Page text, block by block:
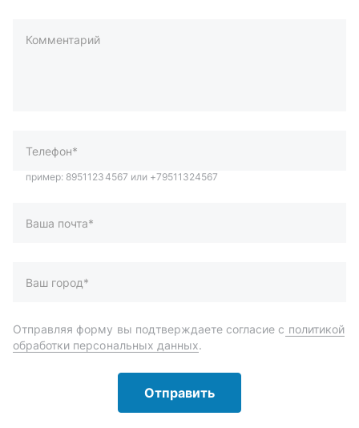
Комментарий
пример: 89511234567 или +79511324567
Отправить
Автозапчасти и комплектующие